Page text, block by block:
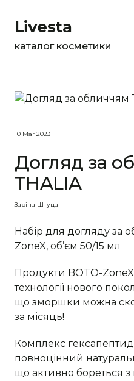
Livesta
каталог косметики
10 Mar 2023
Догляд за
THALIA
Заріна Штуца
Набір для догляду за
ZoneX, об’єм 50/15 мл
Продукти BOTO-
технології нового
що зморшки можна
за місяць!
Комплекс
повноцінний
що активно бореться